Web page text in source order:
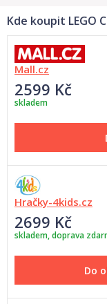
Kde koupit LEGO
Mall.cz
2599 Kč
skladem
Hračky-4kids.cz
2699 Kč
skladem, doprava
Do